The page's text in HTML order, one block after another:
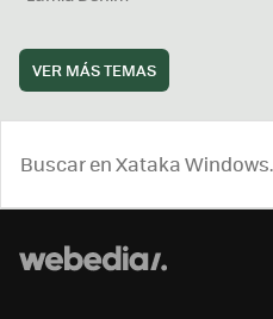
VER MÁS TEMAS